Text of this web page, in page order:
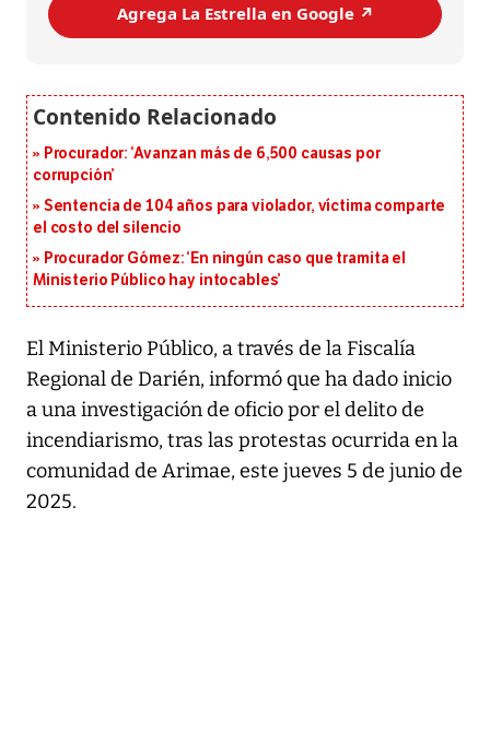
Agrega La Estrella en Google ↗️
Procurador: ‘Avanzan más de 6,500 causas por
corrupción’
Sentencia de 104 años para violador, víctima comparte
el costo del silencio
Procurador Gómez: ‘En ningún caso que tramita el
Ministerio Público hay intocables’
El Ministerio Público, a través de la Fiscalía
Regional de Darién, informó que ha dado inicio
a una investigación de oficio por el delito de
incendiarismo, tras las protestas ocurrida en la
comunidad de Arimae, este jueves 5 de junio de
2025.